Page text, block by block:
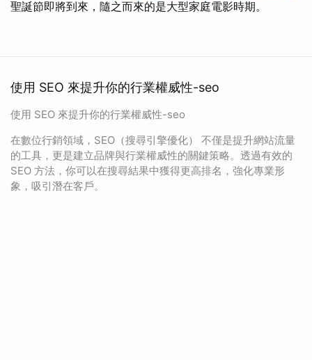
聖誕節即將到來，隨之而來的是大型家庭電影時期。
使用 SEO 來提升你的行業權威性-seo
使用 SEO 來提升你的行業權威性-seo
在數位行銷領域，SEO（搜尋引擎優化） 不僅是提升網站流量
的工具，更是建立品牌與行業權威性的關鍵策略。透過有效的
SEO 方法，你可以在搜尋結果中獲得更高排名，強化專業形
象，吸引潛在客戶。